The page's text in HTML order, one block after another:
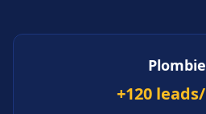
+120